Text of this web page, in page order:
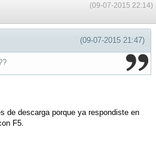
(09-07-2015 22:14)
(09-07-2015 21:47)
de descarga porque ya respondiste en
F5.